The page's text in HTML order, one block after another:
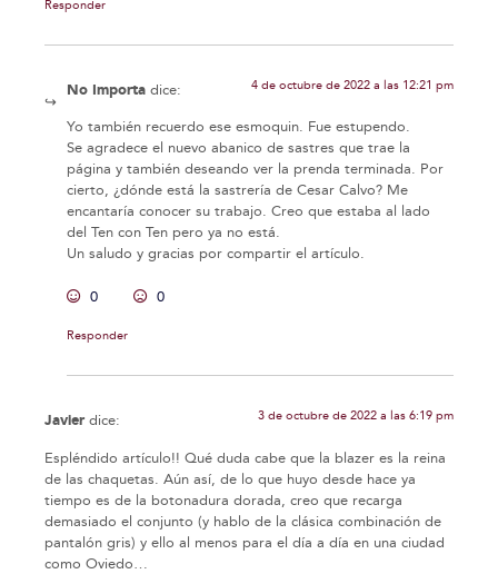
Responder
No Importa dice: 4 de octubre de 2022 a las 12:21 pm
Yo también recuerdo ese esmoquin. Fue estupendo.
Se agradece el nuevo abanico de sastres que trae la
página y también deseando ver la prenda terminada. Por
cierto, ¿dónde está la sastrería de Cesar Calvo? Me
encantaría conocer su trabajo. Creo que estaba al lado
del Ten con Ten pero ya no está.
Un saludo y gracias por compartir el artículo.
0 0
Responder
Javier dice: 3 de octubre de 2022 a las 6:19 pm
Espléndido artículo!! Qué duda cabe que la blazer es la reina
de las chaquetas. Aún así, de lo que huyo desde hace ya
tiempo es de la botonadura dorada, creo que recarga
demasiado el conjunto (y hablo de la clásica combinación de
pantalón gris) y ello al menos para el día a día en una ciudad
como Oviedo…